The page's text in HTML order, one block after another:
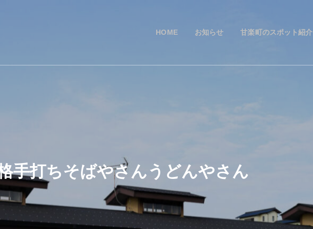
HOME お知らせ 甘楽町のスポット紹介
手打ちそばやさんうどんやさん